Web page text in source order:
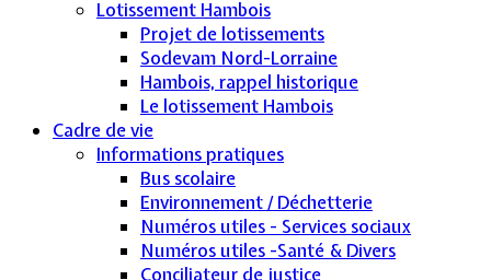
Lotissement Hambois
Projet de lotissements
Sodevam Nord-Lorraine
Hambois, rappel historique
Le lotissement Hambois
Cadre de vie
Informations pratiques
Bus scolaire
Environnement / Déchetterie
Numéros utiles - Services sociaux
Numéros utiles -Santé & Divers
Conciliateur de justice